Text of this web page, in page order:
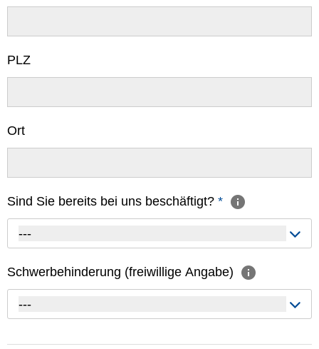
PLZ
Ort
Sind Sie bereits bei uns beschäftigt? *
---
Schwerbehinderung (freiwillige Angabe)
---